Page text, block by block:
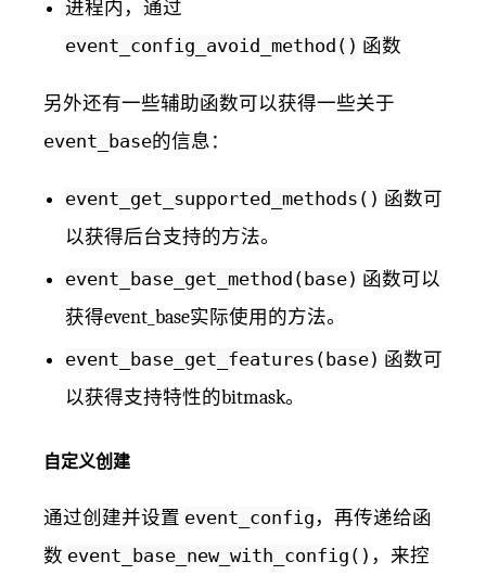
进程内，通过
event_config_avoid_method() 函数
另外还有一些辅助函数可以获得一些关于
event_base的信息：
event_get_supported_methods() 函数可
以获得后台支持的方法。
event_base_get_method(base) 函数可以
获得event_base实际使用的方法。
event_base_get_features(base) 函数可
以获得支持特性的bitmask。
自定义创建
通过创建并设置 event_config ，再传递给函
数 event_base_new_with_config() ，来控